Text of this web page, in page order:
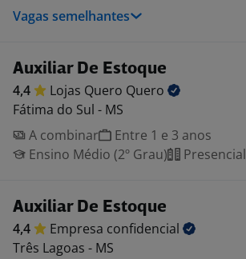
Vagas semelhantes
Auxiliar De Estoque
4,4 Lojas Quero Quero
Fátima do Sul - MS
A combinar
Entre 1 e 3 anos
Ensino Médio (2º Grau)
Presencial
Auxiliar De Estoque
4,4 Empresa confidencial
Três Lagoas - MS